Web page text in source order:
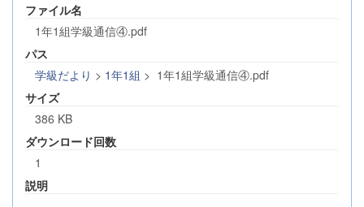
ファイル名
1年1組学級通信④.pdf
パス
学級だより > 1年1組 > 1年1組学級通信④.pdf
サイズ
386 KB
ダウンロード回数
1
説明